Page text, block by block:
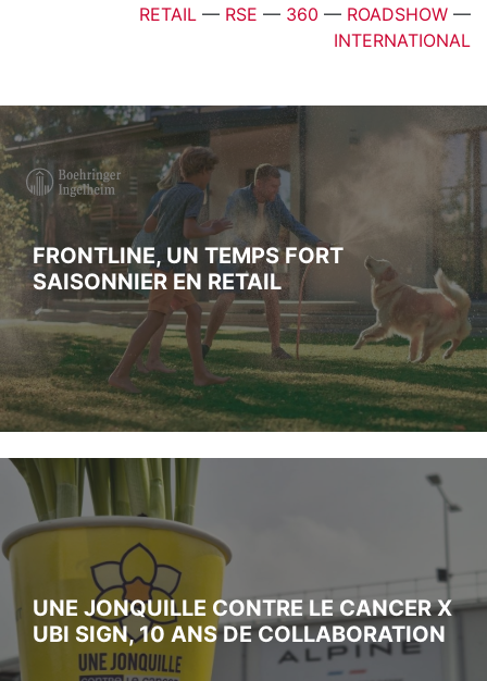
RETAIL — RSE — 360 — ROADSHOW —
INTERNATIONAL
FRONTLINE, UN TEMPS FORT
SAISONNIER EN RETAIL
UNE JONQUILLE CONTRE LE CANCER X
UBI SIGN, 10 ANS DE COLLABORATION